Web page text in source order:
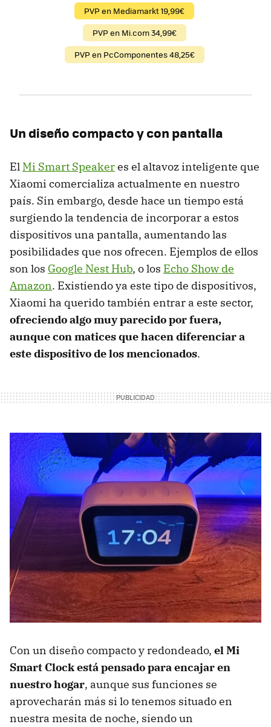
PVP en Mediamarkt 19,99€
PVP en Mi.com 34,99€
PVP en PcComponentes 48,25€
Un diseño compacto y con pantalla
El Mi Smart Speakeres el altavoz inteligente que
Xiaomi comercializa actualmente en nuestro
país. Sin embargo, desde hace un tiempo está
surgiendo la tendencia de incorporar a estos
dispositivos una pantalla, aumentando las
posibilidades que nos ofrecen. Ejemplos de ellos
son los Google Nest Hub, o los Echo Show de
Amazon. Existiendo ya este tipo de dispositivos,
Xiaomi ha querido también entrar a este sector,
ofreciendo algo muy parecido por fuera,
aunque con matices que hacen diferenciar a
este dispositivo de los mencionados.
Con un diseño compacto y redondeado, el Mi
Smart Clock está pensado para encajar en
nuestro hogar, aunque sus funciones se
aprovecharán más si lo tenemos situado en
nuestra mesita de noche, siendo un